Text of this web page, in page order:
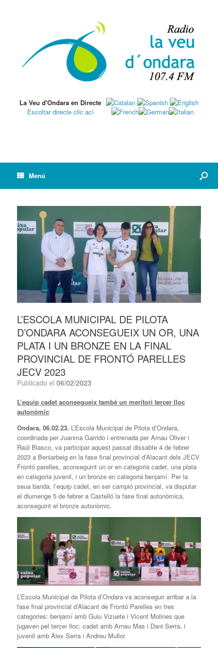
La Veu d'Ondara en Directe
Escoltar directe clic ací
Menú
L’ESCOLA MUNICIPAL DE PILOTA
D’ONDARA ACONSEGUEIX UN OR, UNA
PLATA I UN BRONZE EN LA FINAL
PROVINCIAL DE FRONTÓ PARELLES
JECV 2023
Publicado el 06/02/2023
L’equip cadet aconsegueix també un meritori tercer lloc
autonòmic
Ondara, 06.02.23. L’Escola Municipal de Pilota d’Ondara,
coordinada per Juanma Garrido i entrenada per Arnau Oliver i
Raül Blasco, va participar aquest passat dissabte 4 de febrer
2023 a Beniarbeig en la fase final provincial d’Alacant dels JECV
Frontó parelles, aconseguint un or en categoria cadet, una plata
en categoria juvenil, i un bronze en categoria benjamí. Per la
seua banda, l’equip cadet, en ser campió provincial, va disputar
el diumenge 5 de febrer a Castelló la fase final autonòmica,
aconseguint el bronze autonòmic.
L’Escola Municipal de Pilota d’Ondara va aconseguir arribar a la
fase final provincial d’Alacant de Frontó Parelles en tres
categories: benjamí amb Guiu Vizuete i Vicent Molines que
jugaven pel tercer lloc; cadet amb Arnau Mas i Dani Serra, i
juvenil amb Àlex Serra i Andreu Mullor.